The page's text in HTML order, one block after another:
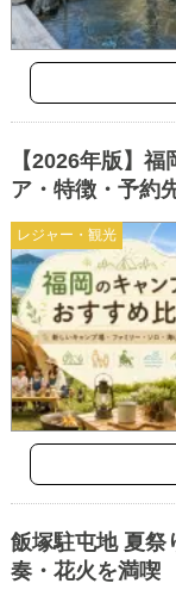
レジャー・観光
【2026年版】
ア・特徴・予約
飯塚駐屯地 夏祭
奏・花火を満喫